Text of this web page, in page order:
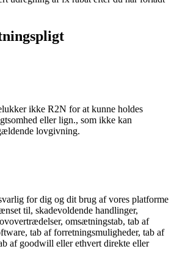
ikke R2N for at kunne holdes
eller lign., som ikke kan
lovgivning.
for dig og dit brug af vores platforme
til, skadevoldende handlinger,
omsætningstab, tab af
tab af forretningsmuligheder, tab af
af goodwill eller ethvert direkte eller